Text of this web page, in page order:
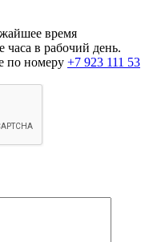
время
часа в рабочий день.
по номеру +7 923 111 53